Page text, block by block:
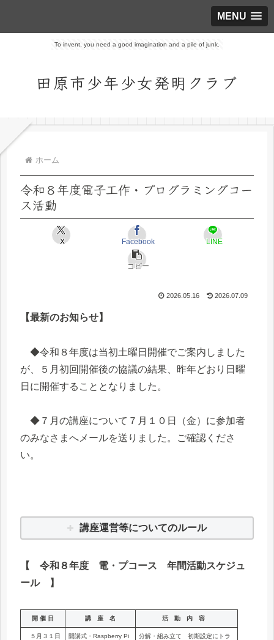
MENU
To invent, you need a good imagination and a pile of junk.
田原市少年少女発明クラブ
ホーム
令和８年度電子工作・プログラミングコー
ス活動
X Facebook LINE
コピー
2026.05.16 2026.07.09
【最新のお知らせ】
◆令和８年度は当初土曜日開催でご案内しました
が、５月初回開催後の協議の結果、昨年どおり日曜
日に開催することとなりました。
◆７月の講座について７月１０日（金）に参加者
のみなさまへメールを送りました。ご確認くださ
い。
講座運営等についてのルール
■毎月の講座について
【 令和８年度 電・プコース 年間活動スケジュ
ール 】
開 催 日 講 座 名 活 動 内 容
５月３１日
開講式・Raspberry Pi
分解・組み立て 初期設定にトラ